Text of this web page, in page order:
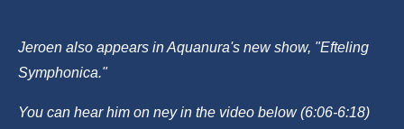
Jeroen also appears in Aquanura's new show, "Efteling
Symphonica."
You can hear him on ney in the video below (6:06-6:18)